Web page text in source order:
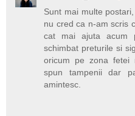
Sunt mai multe
nu cred ca n-am scris
cat mai ajuta acum
schimbat preturile si
oricum pe zona fetei
spun tampenii dar
amintesc.